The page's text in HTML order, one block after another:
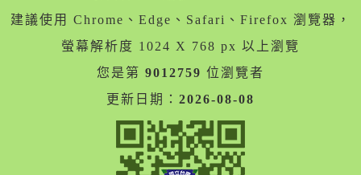
建議使用 Chrome、Edge、Safari、Firefox 瀏覽器，
螢幕解析度 1024 X 768 px 以上瀏覽
您是第 9012759 位瀏覽者
更新日期： 2026-08-08